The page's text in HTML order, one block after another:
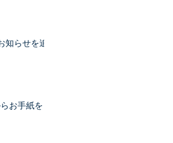
知らせを追
お手紙をも